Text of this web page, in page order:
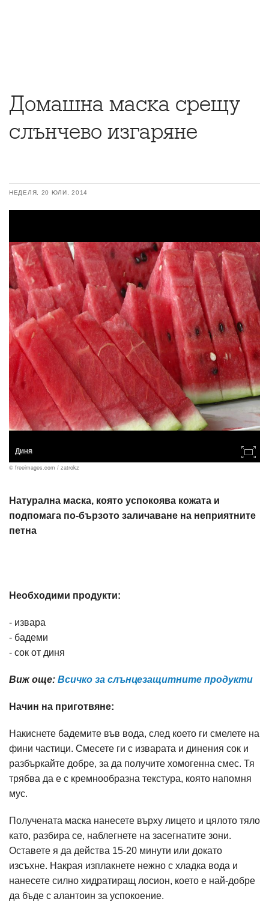
Домашна маска срещу
слънчево изгаряне
НЕДЕЛЯ, 20 ЮЛИ, 2014
Диня
© freeimages.com / zatrokz
Натурална маска, която успокоява кожата и
подпомага по-бързото заличаване на неприятните
петна
Необходими продукти:
- извара
- бадеми
- сок от диня
Виж още: Всичко за слънцезащитните продукти
Начин на приготвяне:
Накиснете бадемите във вода, след което ги смелете на
фини частици. Смесете ги с изварата и динения сок и
разбъркайте добре, за да получите хомогенна смес. Тя
трябва да е с кремнообразна текстура, която напомня
мус.
Получената маска нанесете върху лицето и цялото тяло
като, разбира се, наблегнете на засегнатите зони.
Оставете я да действа 15-20 минути или докато
изсъхне. Накрая изплакнете нежно с хладка вода и
нанесете силно хидратиращ лосион, което е най-добре
да бъде с алантоин за успокоение.